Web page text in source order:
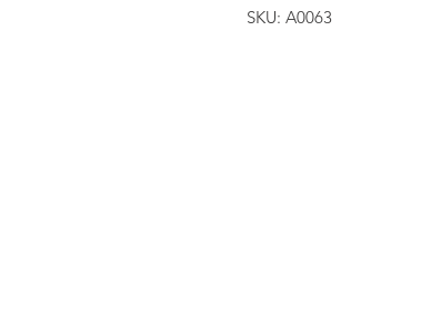
SKU: A0063